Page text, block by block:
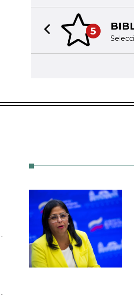
5
Previous slide